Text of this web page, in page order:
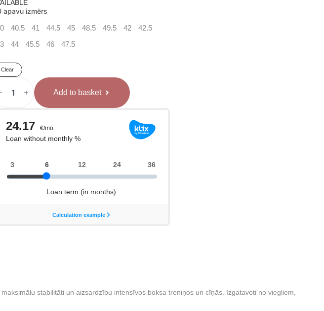
€.
€.
apavu izmērs
40.5 41 44.5 45 48.5 49.5 42
42.5
44 45.5 46 47.5
Clear
Add to basket
stabilitāti un aizsardzību intensīvos boksa treniņos un cīņās. Izgatavoti no viegliem,